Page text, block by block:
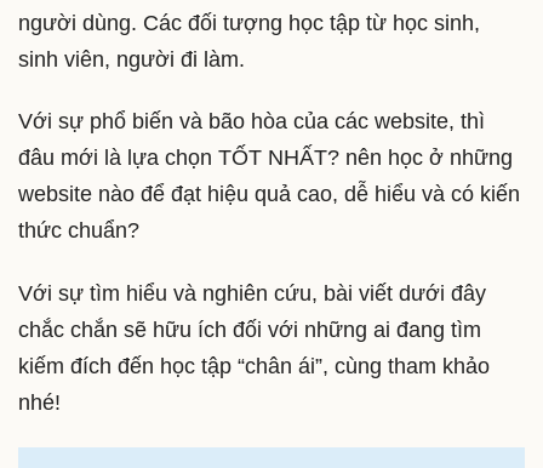
người dùng. Các đối tượng học tập từ học sinh,
sinh viên, người đi làm.
Với sự phổ biến và bão hòa của các website, thì
đâu mới là lựa chọn TỐT NHẤT? nên học ở những
website nào để đạt hiệu quả cao, dễ hiểu và có kiến
thức chuẩn?
Với sự tìm hiểu và nghiên cứu, bài viết dưới đây
chắc chắn sẽ hữu ích đối với những ai đang tìm
kiếm đích đến học tập “chân ái”, cùng tham khảo
nhé!